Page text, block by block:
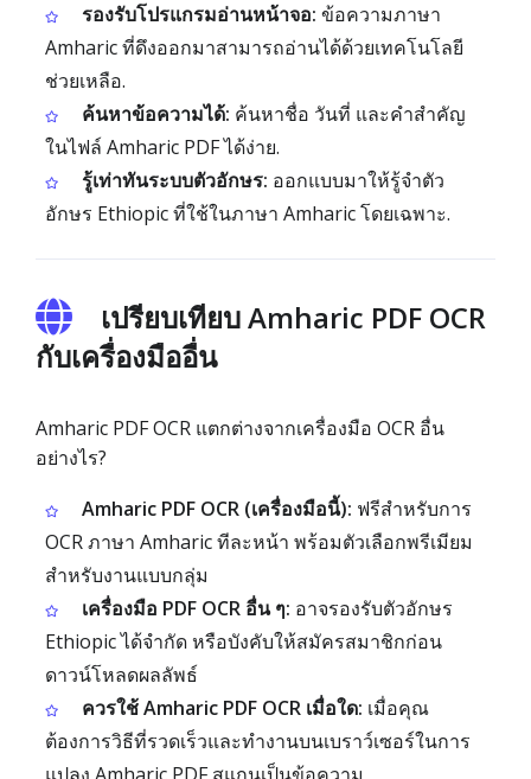
รองรับโปรแกรมอ่านหน้าจอ: ข้อความภาษา
Amharic ที่ดึงออกมาสามารถอ่านได้ด้วยเทคโนโลยี
ช่วยเหลือ.
ค้นหาข้อความได้: ค้นหาชื่อ วันที่ และคำสำคัญ
ในไฟล์ Amharic PDF ได้ง่าย.
รู้เท่าทันระบบตัวอักษร: ออกแบบมาให้รู้จำตัว
อักษร Ethiopic ที่ใช้ในภาษา Amharic โดยเฉพาะ.
เปรียบเทียบ Amharic PDF OCR
กับเครื่องมืออื่น
Amharic PDF OCR แตกต่างจากเครื่องมือ OCR อื่น
อย่างไร?
Amharic PDF OCR (เครื่องมือนี้): ฟรีสำหรับการ
OCR ภาษา Amharic ทีละหน้า พร้อมตัวเลือกพรีเมียม
สำหรับงานแบบกลุ่ม
เครื่องมือ PDF OCR อื่น ๆ: อาจรองรับตัวอักษร
Ethiopic ได้จำกัด หรือบังคับให้สมัครสมาชิกก่อน
ดาวน์โหลดผลลัพธ์
ควรใช้ Amharic PDF OCR เมื่อใด: เมื่อคุณ
ต้องการวิธีที่รวดเร็วและทำงานบนเบราว์เซอร์ในการ